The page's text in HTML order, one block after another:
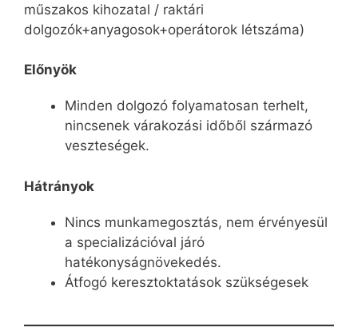
műszakos kihozatal / raktári
dolgozók+anyagosok+operátorok létszáma)
Előnyök
Minden dolgozó folyamatosan terhelt,
nincsenek várakozási időből származó
veszteségek.
Hátrányok
Nincs munkamegosztás, nem érvényesül
a specializációval járó
hatékonyságnövekedés.
Átfogó keresztoktatások szükségesek